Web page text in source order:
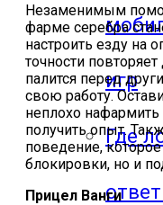
игр
Где
Незаменимым
фарме серебра
настроить езду на
точности
палится перед
свою работу.
неплохо
получить опыт.
поведение,
блокировки, но и
Прицел Ванги